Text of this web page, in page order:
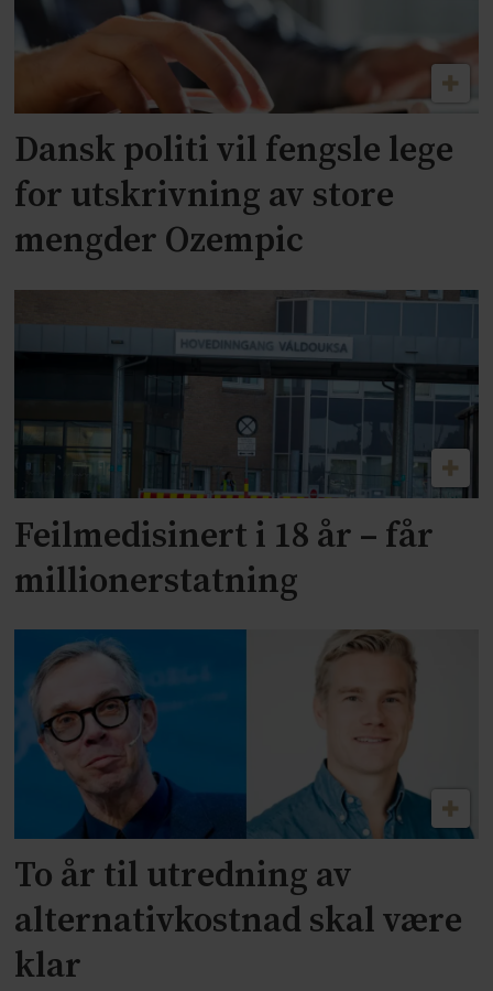
Dansk politi vil fengsle lege
for utskrivning av store
mengder Ozempic
Feilmedisinert i 18 år – får
millionerstatning
To år til utredning av
alternativkostnad skal være
klar